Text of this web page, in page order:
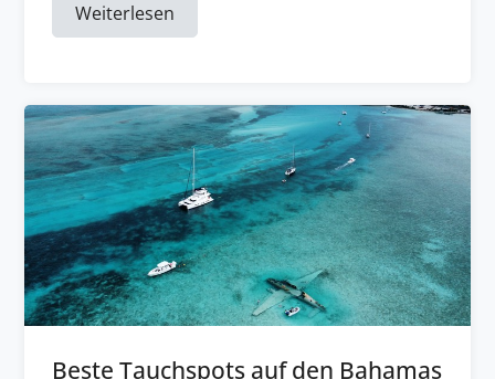
Weiterlesen
Beste Tauchspots auf den Bahamas